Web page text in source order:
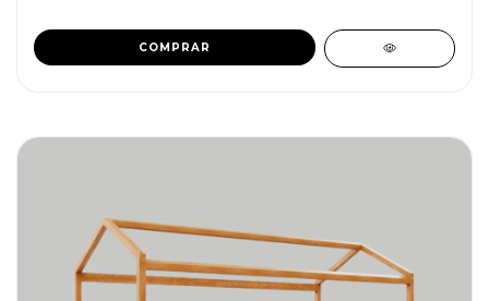
COMPRAR